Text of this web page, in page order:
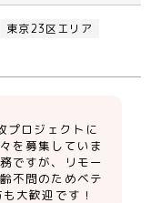
東京23区エリア
プロジェクトに
を募集していま
ですが、リモー
不問のためベテ
大歓迎です！